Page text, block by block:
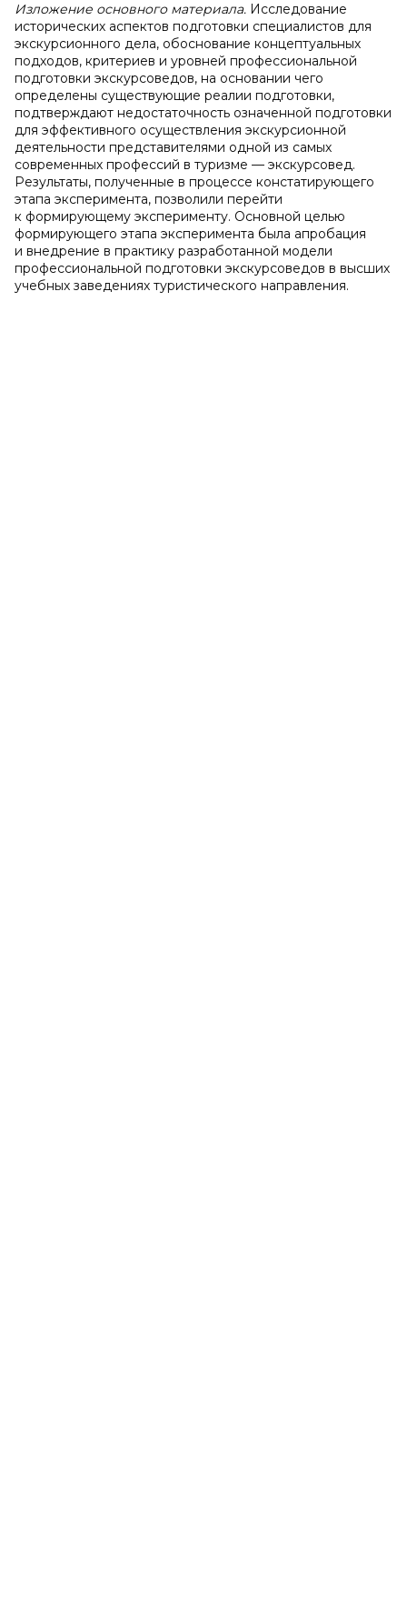
Изложение основного материала. Исследование
исторических аспектов подготовки специалистов для
экскурсионного дела, обоснование концептуальных
подходов, критериев и уровней профессиональной
подготовки экскурсоведов, на основании чего
определены существующие реалии подготовки,
подтверждают недостаточность означенной подготовки
для эффективного осуществления экскурсионной
деятельности представителями одной из самых
современных профессий в туризме — экскурсовед.
Результаты, полученные в процессе констатирующего
этапа эксперимента, позволили перейти
к формирующему эксперименту. Основной целью
формирующего этапа эксперимента была апробация
и внедрение в практику разработанной модели
профессиональной подготовки экскурсоведов в высших
учебных заведениях туристического направления.